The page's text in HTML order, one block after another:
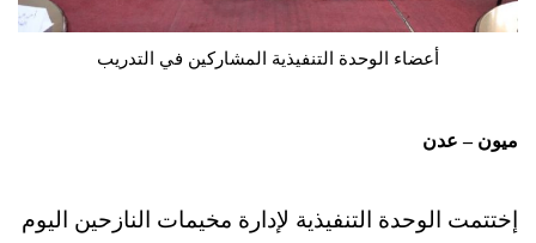
أعضاء الوحدة التنفيذية المشاركين في التدريب
ميون – عدن
إختتمت الوحدة التنفيذية لإدارة مخيمات النازحين اليوم